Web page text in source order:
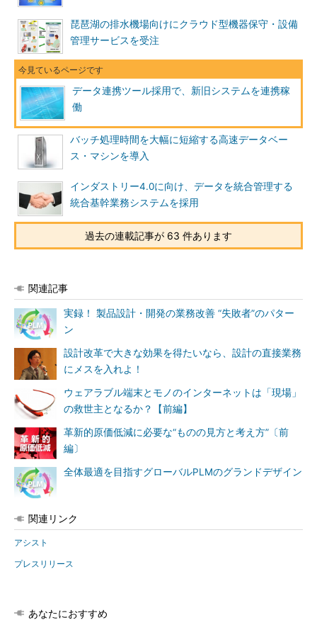
琵琶湖の排水機場向けにクラウド型機器保守・設備
管理サービスを受注
データ連携ツール採用で、新旧システムを連携稼
働
バッチ処理時間を大幅に短縮する高速データベー
ス・マシンを導入
インダストリー4.0に向け、データを統合管理する
統合基幹業務システムを採用
過去の連載記事が 63 件あります
関連記事
実録！ 製品設計・開発の業務改善 “失敗者”のパター
ン
設計改革で大きな効果を得たいなら、設計の直接業務
にメスを入れよ！
ウェアラブル端末とモノのインターネットは「現場」
の救世主となるか？【前編】
革新的原価低減に必要な“ものの見方と考え方”〔前
編〕
全体最適を目指すグローバルPLMのグランドデザイン
関連リンク
アシスト
プレスリリース
あなたにおすすめ